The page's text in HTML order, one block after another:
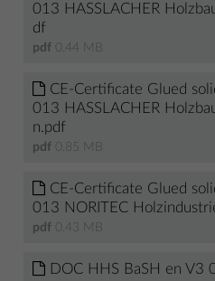
013 HASSLACHER
df
pdf 0.44 MB
CE-Certificate Glued
013 HASSLACHER
n.pdf
pdf 0.85 MB
CE-Certificate Glued
013 NORITEC
pdf 0.43 MB
DOC HHS BaSH en V3